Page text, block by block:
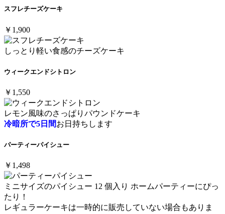
スフレチーズケーキ
￥1,900
しっとり軽い食感のチーズケーキ
ウィークエンドシトロン
￥1,550
レモン風味のさっぱりパウンドケーキ
冷暗所で5日間お日持ちします
パーティーパイシュー
￥1,498
ミニサイズのパイシュー 12 個入り ホームパーティーにぴっ
たり！
レギュラーケーキは一時的に販売していない場合もありま